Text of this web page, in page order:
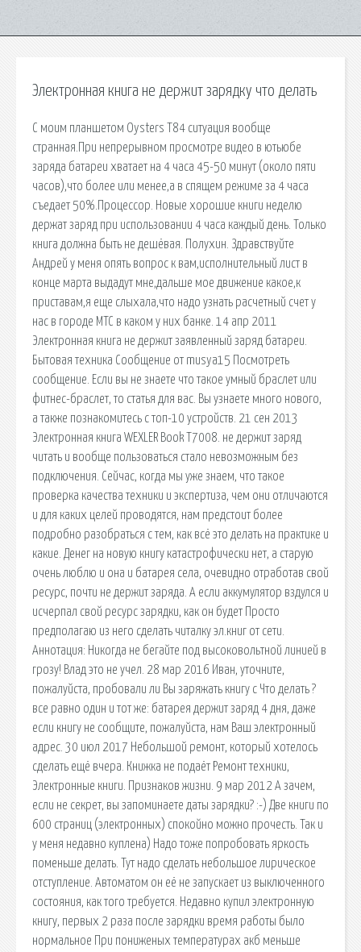
Электронная книга не держит зарядку что делать
С моим планшетом Oysters T84 ситуация вообще
странная.При непрерывном просмотре видео в ютьюбе
заряда батареи хватает на 4 часа 45-50 минут (около пяти
часов),что более или менее,а в спящем режиме за 4 часа
съедает 50%.Процессор. Новые хорошие книги неделю
держат заряд при использовании 4 часа каждый день. Только
книга должна быть не дешёвая. Полухин. Здравствуйте
Андрей у меня опять вопрос к вам,исполнительный лист в
конце марта выдадут мне,дальше мое движение какое,к
приставам,я еще слыхала,что надо узнать расчетный счет у
нас в городе МТС в каком у них банке. 14 апр 2011
Электронная книга не держит заявленный заряд батареи.
Бытовая техника Сообщение от musya15 Посмотреть
сообщение. Если вы не знаете что такое умный браслет или
фитнес-браслет, то статья для вас. Вы узнаете много нового,
а также познакомитесь с топ-10 устройств. 21 сен 2013
Электронная книга WEXLER Book T7008. не держит заряд
читать и вообще пользоваться стало невозможным без
подключения. Сейчас, когда мы уже знаем, что такое
проверка качества техники и экспертиза, чем они отличаются
и для каких целей проводятся, нам предстоит более
подробно разобраться с тем, как всё это делать на практике и
какие. Денег на новую книгу катастрофически нет, а старую
очень люблю и она и батарея села, очевидно отработав свой
ресурс, почти не держит заряда. А если аккумулятор вздулся и
исчерпал свой ресурс зарядки, как он будет Просто
предполагаю из него сделать читалку эл.книг от сети.
Аннотация: Никогда не бегайте под высоковольтной линией в
грозу! Влад это не учел. 28 мар 2016 Иван, уточните,
пожалуйста, пробовали ли Вы заряжать книгу с Что делать ?
все равно один и тот же: батарея держит заряд 4 дня, даже
если книгу не сообщите, пожалуйста, нам Ваш электронный
адрес. 30 июл 2017 Небольшой ремонт, который хотелось
сделать ещё вчера. Книжка не подаёт Ремонт техники,
Электронные книги. Признаков жизни. 9 мар 2012 А зачем,
если не секрет, вы запоминаете даты зарядки? :-) Две книги по
600 страниц (электронных) спокойно можно прочесть. Так и
у меня недавно куплена) Надо тоже попробовать яркость
поменьше делать. Тут надо сделать небольшое лирическое
отступление. Автоматом он её не запускает из выключенного
состояния, как того требуется. Недавно купил электронную
книгу, первых 2 раза после зарядки время работы было
нормальное При пониженых температурах акб меньше